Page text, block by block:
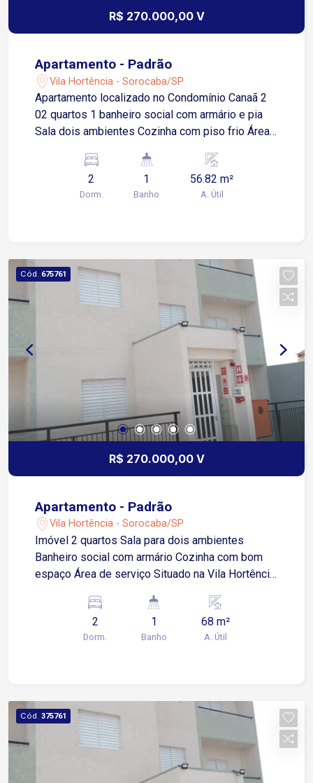
R$ 270.000,00 V
Apartamento - Padrão
Vila Hortência - Sorocaba/SP
Apartamento localizado no Condomínio Canaã 2
02 quartos 1 banheiro social com armário e pia
Sala dois ambientes Cozinha com piso frio Área
2
Dorm.
1
Banho
56.82 m²
A. Útil
Cód. 675761
R$ 270.000,00 V
Apartamento - Padrão
Vila Hortência - Sorocaba/SP
Imóvel 2 quartos Sala para dois ambientes
Banheiro social com armário Cozinha com bom
espaço Área de serviço Situado na Vila Hortência,
importantes vias da cidade Apenas 2 minutos da
Avenida São Paulo, uma das principais ligações
Raposo Tavares, garantindo mobilidade tanto
para o centro quanto para outras cidades Agende
uma visita!
2
Dorm.
1
Banho
68 m²
A. Útil
Cód. 375761